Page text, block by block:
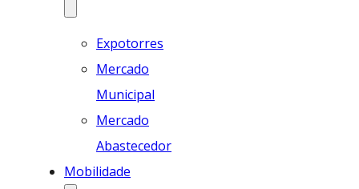
Expotorres
Mercado
Municipal
Mercado
Abastecedor
Mobilidade